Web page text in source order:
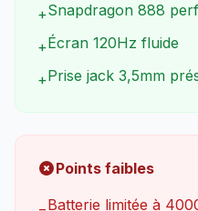
+Snapdragon 888
+Écran 120Hz fluide
+Prise jack 3,5mm
Points faibles
Batterie limitée à